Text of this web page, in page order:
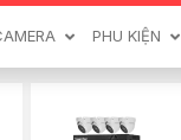
PHU KIỆN